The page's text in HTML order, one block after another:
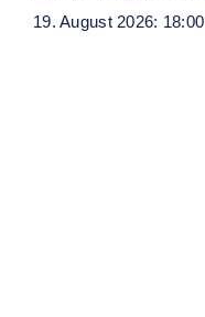
19. August 2026: 18:00